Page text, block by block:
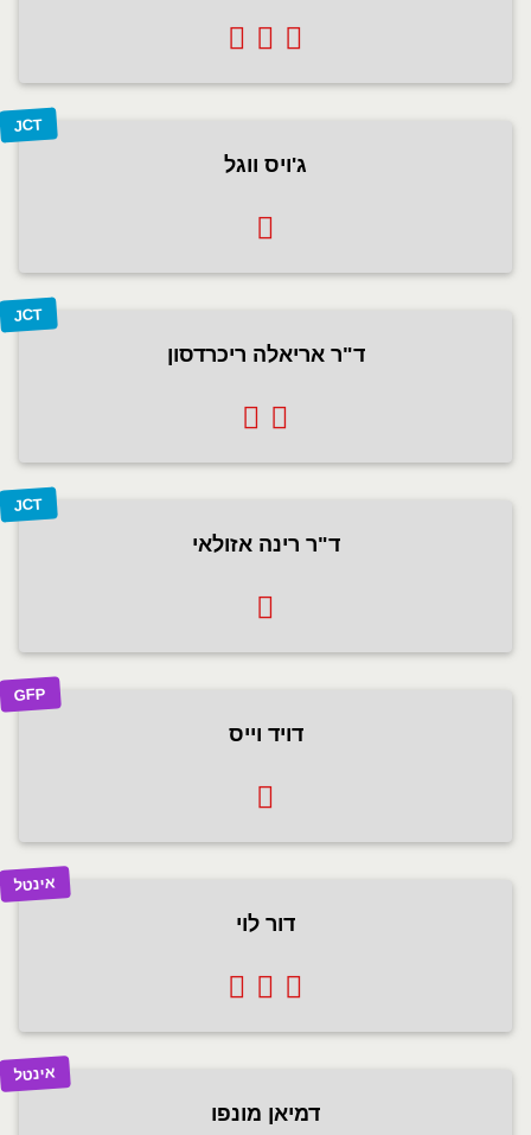
ג'ויס ווגל
JCT
ד"ר אריאלה ריכרדסון
JCT
ד"ר רינה אזולאי
JCT
דויד וייס
GFP
דור לוי
אינטל
דמיאן מונפו
אינטל